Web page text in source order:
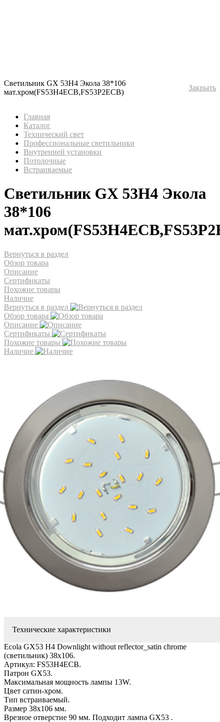
Светильник GX 53H4 Экола 38*106
мат.хром(FS53H4ECB,FS53P2ECB)
Закрыть
Главная
Каталог
Технический свет
Профессиональные светильники
Внутренней установки
Потолочные
Встраиваемые
Светильник GX 53H4 Экола
38*106
Вернуться в раздел
Обзор товара
Описание
Сертификаты
Похожие товары
Наличие
Вернуться в раздел
Обзор товара
Описание
Сертификаты
Похожие товары
Наличие
Технические характеристики
Ecola GX53 H4 Downlight without reflector_satin chrome
(светильник) 38х106.
Артикул: FS53H4ECB.
Патрон GX53.
Максимальная мощность лампы 13W.
Цвет сатин-хром.
Тип встраиваемый.
Размер 38x106 мм.
Врезное отверстие 90 мм. Подходит лампа GX53 .